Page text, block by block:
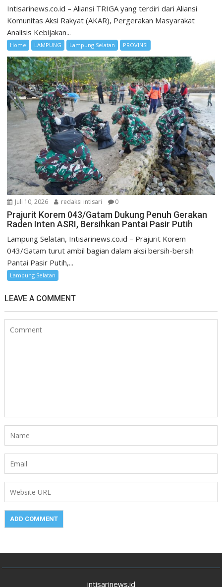
Intisarinews.co.id – Aliansi TRIGA yang terdiri dari Aliansi
Komunitas Aksi Rakyat (AKAR), Pergerakan Masyarakat
Analisis Kebijakan...
Home LAMPUNG Lampung Selatan PROVINSI
Juli 10, 2026 redaksi intisari 0
Prajurit Korem 043/Gatam Dukung Penuh Gerakan
Raden Inten ASRI, Bersihkan Pantai Pasir Putih
Lampung Selatan, Intisarinews.co.id – Prajurit Korem
043/Gatam turut ambil bagian dalam aksi bersih-bersih
Pantai Pasir Putih,...
Lampung Selatan
LEAVE A COMMENT
intisarinews.id